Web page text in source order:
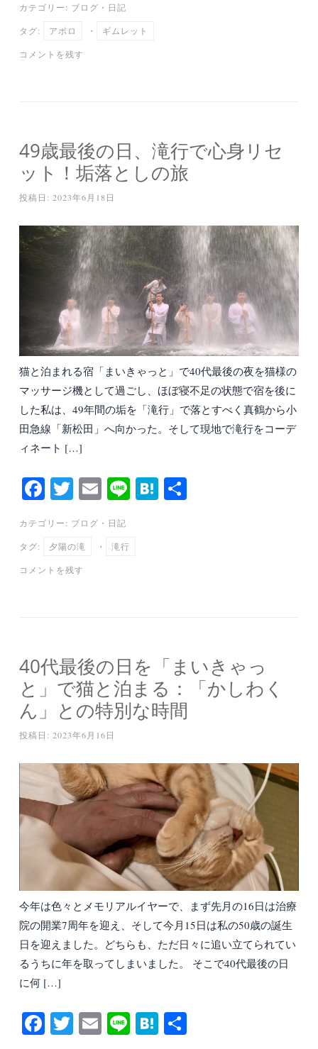
bo
ok
tte
r
ail
カテゴリー: ブログ ・ 日記
タグ: アポロ ・ ギムレット
コメントを残す
49歳最後の日、滝行で心身リセ
ット！垢落としの旅
投稿日: 2023年6月18日
猫と泊まれる宿「まいきゃっと」で40代最後の夜を猫様の
マッサージ機として過ごし、ほぼ寝不足の状態で宿を後に
した私は、49年間の垢を「滝行」で落とすべく真鶴から小
田急線「新松田」へ向かった。そして現地で滝行をコーデ
ィネート […]
Fa
ce
bo
ok
T
wi
tte
r
E
m
ail
Li H
カテゴリー: ブログ ・ 日記
タグ: 夕陽の滝 ・ 滝行
コメントを残す
40代最後の日を「まいきゃっ
と」で猫と泊まる：「かしわく
ん」との特別な時間
投稿日: 2023年6月16日
今年は色々とメモリアルイヤーで、まず先月の16日は治療
院の開業7周年を迎え、そして今月15日は私の50歳の誕生
日を迎えました。どちらも、ただ日々に追い立てられてい
るうちに年を取ってしまいました。 そこで40代最後の日
に何 […]
Fa T E Li H